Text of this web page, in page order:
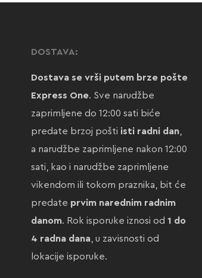
DOSTAVA:
Dostava se vrši putem brze pošte
Express One. Sve narudžbe
zaprimljene do 12:00 sati biće
predate brzoj pošti isti radni dan,
a narudžbe zaprimljene nakon 12:00
sati, kao i narudžbe zaprimljene
vikendom ili tokom praznika, bit će
predate prvim narednim radnim
danom. Rok isporuke iznosi od 1 do
4 radna dana, u zavisnosti od
lokacije isporuke.